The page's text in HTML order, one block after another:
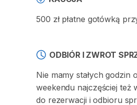
500 zł płatne gotówką
ODBIÓR I ZWROT
Nie mamy stałych
weekendu najczęściej też
do rezerwacji i odbioru